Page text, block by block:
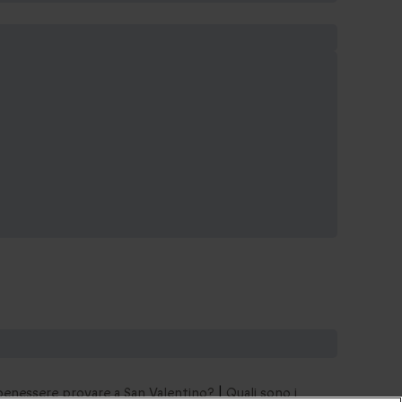
provare a San Valentino?|Quali sono i